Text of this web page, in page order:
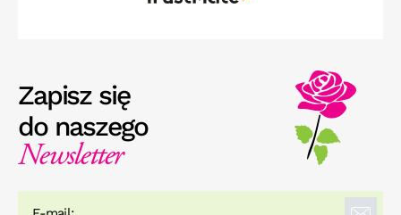
Zapisz się
do naszego
Newsletter